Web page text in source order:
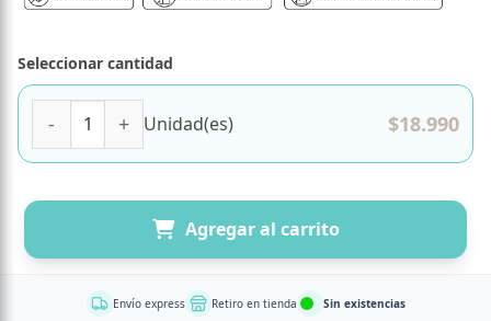
Seleccionar cantidad
Unidad(es) $18.990
Agregar al carrito
Envío express Retiro en tienda Sin existencias